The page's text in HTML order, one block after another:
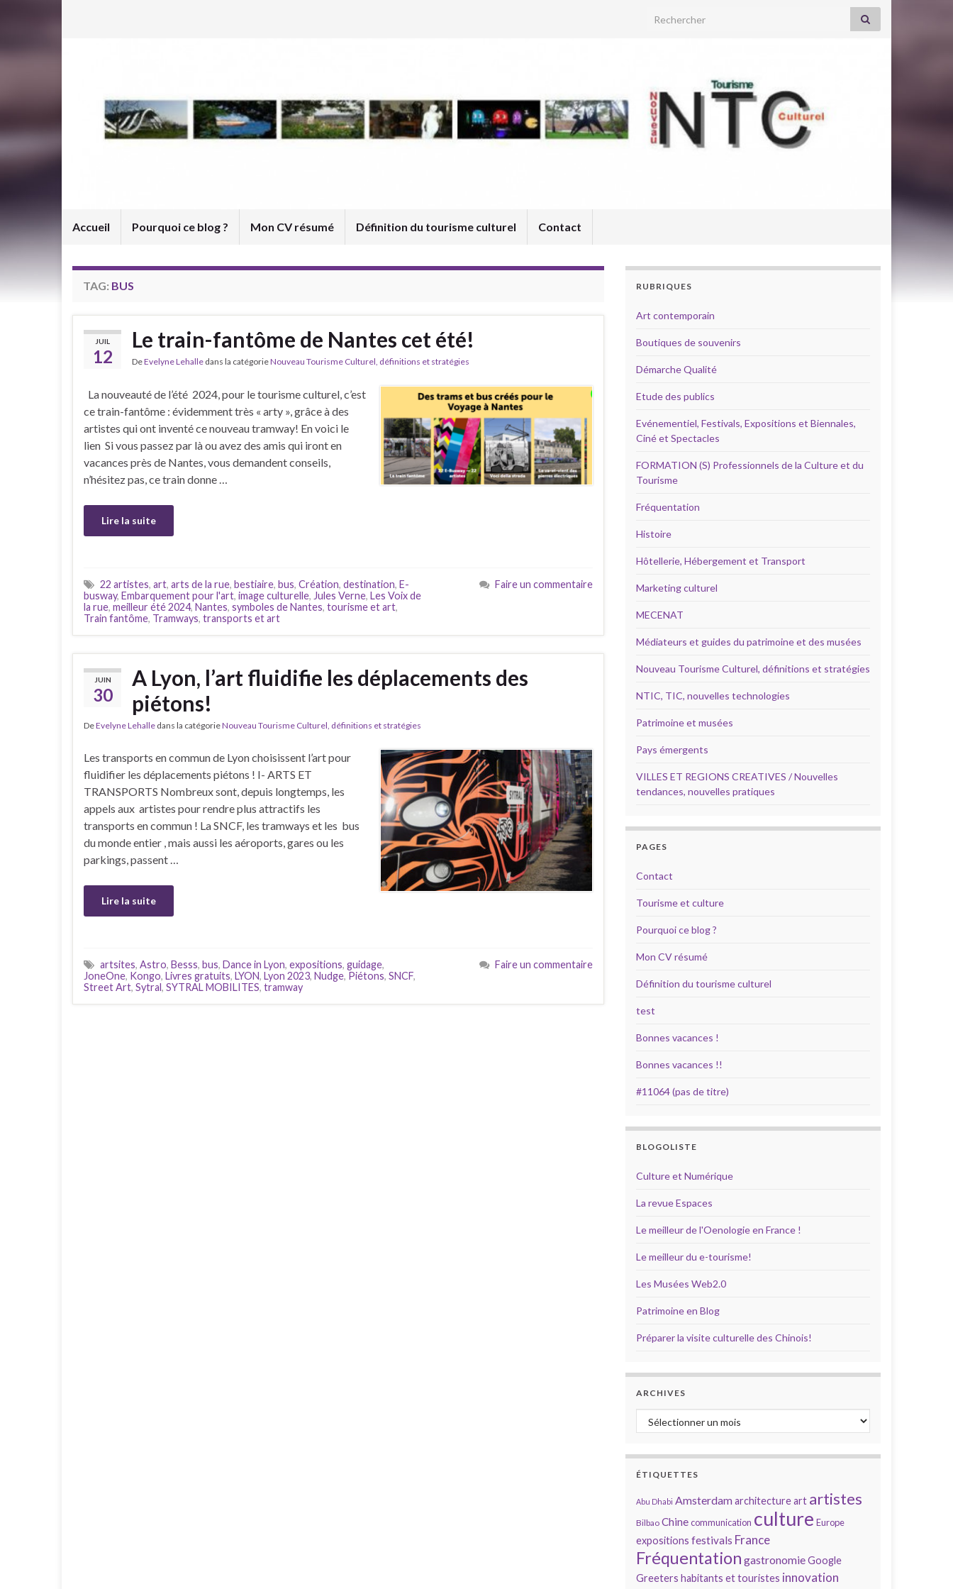
Search for:
Accueil Pourquoi ce blog ? Mon CV résumé Définition du tourisme culturel Contact
TAG: BUS
JUIL
12
Le train-fantôme de Nantes cet été!
DeEvelyne Lehalle dans la catégorieNouveau Tourisme Culturel, définitions et stratégies
La nouveauté de l’été 2024, pour le tourisme culturel, c’est
ce train-fantôme : évidemment très « arty », grâce à des
artistes qui ont inventé ce nouveau tramway! En voici le
lien Si vous passez par là ou avez des amis qui iront en
vacances près de Nantes, vous demandent conseils,
n’hésitez pas, ce train donne …
Lire la suite
22 artistes, art, arts de la rue, bestiaire, bus, Création, destination, E-
busway, Embarquement pour l'art, image culturelle, Jules Verne, Les Voix de
la rue, meilleur été 2024, Nantes, symboles de Nantes, tourisme et art,
Train fantôme, Tramways, transports et art
Faire un commentaire
JUIN
30
A Lyon, l’art fluidifie les déplacements des
piétons!
DeEvelyne Lehalle dans la catégorieNouveau Tourisme Culturel, définitions et stratégies
Les transports en commun de Lyon choisissent l’art pour
fluidifier les déplacements piétons ! I- ARTS ET
TRANSPORTS Nombreux sont, depuis longtemps, les
appels aux artistes pour rendre plus attractifs les
transports en commun ! La SNCF, les tramways et les bus
du monde entier , mais aussi les aéroports, gares ou les
parkings, passent …
Lire la suite
artsites, Astro, Besss, bus, Dance in Lyon, expositions, guidage,
JoneOne, Kongo, Livres gratuits, LYON, Lyon 2023, Nudge, Piétons, SNCF,
Street Art, Sytral, SYTRAL MOBILITES, tramway
Faire un commentaire
RUBRIQUES
Art contemporain
Boutiques de souvenirs
Démarche Qualité
Etude des publics
Evénementiel, Festivals, Expositions et Biennales,
Ciné et Spectacles
FORMATION (S) Professionnels de la Culture et du
Tourisme
Fréquentation
Histoire
Hôtellerie, Hébergement et Transport
Marketing culturel
MECENAT
Médiateurs et guides du patrimoine et des musées
Nouveau Tourisme Culturel, définitions et stratégies
NTIC, TIC, nouvelles technologies
Patrimoine et musées
Pays émergents
VILLES ET REGIONS CREATIVES / Nouvelles
tendances, nouvelles pratiques
PAGES
Contact
Tourisme et culture
Pourquoi ce blog ?
Mon CV résumé
Définition du tourisme culturel
test
Bonnes vacances !
Bonnes vacances !!
#11064 (pas de titre)
BLOGOLISTE
Culture et Numérique
La revue Espaces
Le meilleur de l'Oenologie en France !
Le meilleur du e-tourisme!
Les Musées Web2.0
Patrimoine en Blog
Préparer la visite culturelle des Chinois!
ARCHIVES
Archives
ÉTIQUETTES
Abu Dhabi Amsterdamarchitectureart artistes
Bilbao Chinecommunication culture Europe
expositions festivals France
Fréquentation gastronomieGoogle
Greeters habitants et touristes innovation